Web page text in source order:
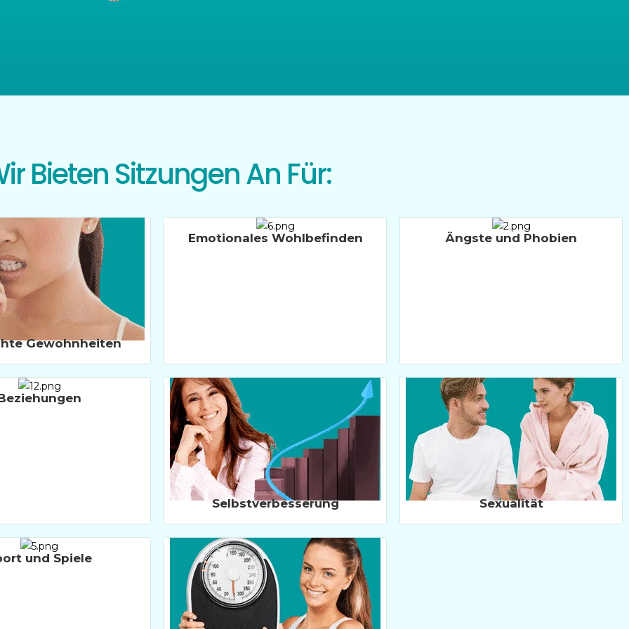
Bieten Sitzungen An Für:
Gewohnheiten
Emotionales Wohlbefinden Ängste und Phobien
Selbstverbesserung Sexualität
und Spiele